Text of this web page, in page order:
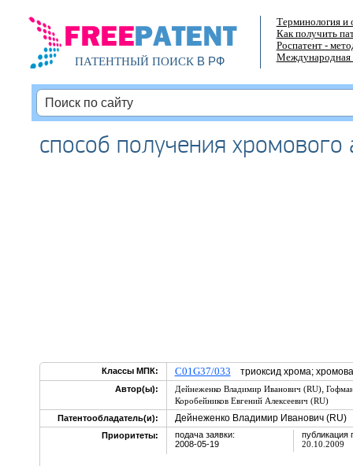
ПАТЕНТНЫЙ ПОИСКВ РФ
Терминология и
Как получить
Роспатент -
Международная
способ получения
Классы МПК: C01G37/033 триоксид хрома;
Автор(ы): Дейнеженко Владимир Иванович (RU),
Коробейников Евгений Алексеевич (RU)
Патентообладатель(и):
Дейнеженко Владимир Иванович (RU)
Приоритеты:
подача заявки:
2008-05-19
публикация
20.10.2009